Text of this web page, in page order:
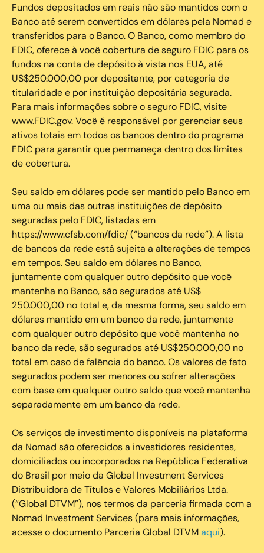
Fundos depositados em reais não são mantidos com o
Banco até serem convertidos em dólares pela Nomad e
transferidos para o Banco. O Banco, como membro do
FDIC, oferece à você cobertura de seguro FDIC para os
fundos na conta de depósito à vista nos EUA, até
US$250.000,00 por depositante, por categoria de
titularidade e por instituição depositária segurada.
Para mais informações sobre o seguro FDIC, visite
www.FDIC.gov. Você é responsável por gerenciar seus
ativos totais em todos os bancos dentro do programa
FDIC para garantir que permaneça dentro dos limites
de cobertura.
Seu saldo em dólares pode ser mantido pelo Banco em
uma ou mais das outras instituições de depósito
seguradas pelo FDIC, listadas em
https://www.cfsb.com/fdic/ (“bancos da rede”). A lista
de bancos da rede está sujeita a alterações de tempos
em tempos. Seu saldo em dólares no Banco,
juntamente com qualquer outro depósito que você
mantenha no Banco, são segurados até US$
250.000,00 no total e, da mesma forma, seu saldo em
dólares mantido em um banco da rede, juntamente
com qualquer outro depósito que você mantenha no
banco da rede, são segurados até US$250.000,00 no
total em caso de falência do banco. Os valores de fato
segurados podem ser menores ou sofrer alterações
com base em qualquer outro saldo que você mantenha
separadamente em um banco da rede.
Os serviços de investimento disponíveis na plataforma
da Nomad são oferecidos a investidores residentes,
domiciliados ou incorporados na República Federativa
do Brasil por meio da Global Investment Services
Distribuidora de Títulos e Valores Mobiliários Ltda.
(“Global DTVM”), nos termos da parceria firmada com a
Nomad Investment Services (para mais informações,
acesse o documento Parceria Global DTVMaqui).